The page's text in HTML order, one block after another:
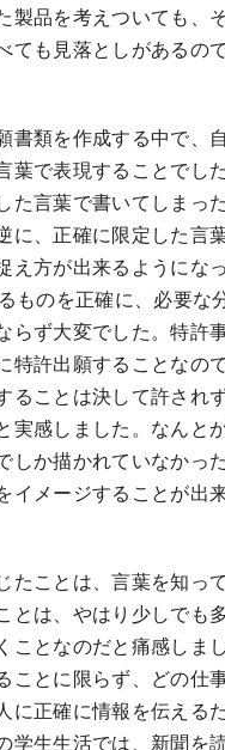
製品を考えついても、
ても見落としがあるの
類を作成する中で、
葉で表現することでし
た言葉で書いてしまっ
に、正確に限定した言
え方が出来るようにな
ものを正確に、必要な
らず大変でした。特許
特許出願することなの
ることは決して許され
実感しました。なんと
しか描かれていなかっ
イメージすることが出
ことは、言葉を知っ
とは、やはり少しでも
ことなのだと痛感しま
ことに限らず、どの仕
に正確に情報を伝える
学生生活では、新聞を